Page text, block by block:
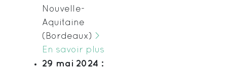
Nouvelle-
Aquitaine
(Bordeaux) >
En savoir plus
29 mai 2024 :